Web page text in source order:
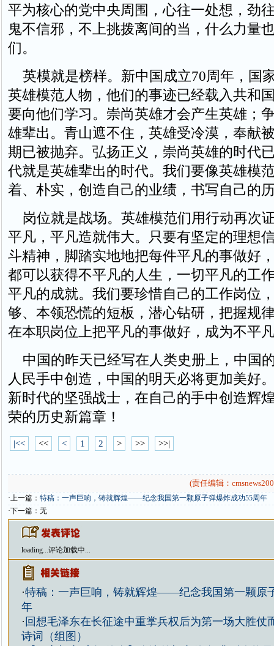
平为核心的党中央周围，心往一处想，劲
鬼不信邪，不上挑拨离间的当，什么力量
们。
英模就是榜样。新中国成立70周年，国
英雄模范人物，他们的事迹已经载入共和
要向他们学习。崇尚英雄才会产生英雄；
雄辈出。青山遮不住，英雄受冷漠，奉献
期已被抛弃。弘扬正义，崇尚英雄的时代
代就是英雄辈出的时代。我们要像英雄模
着、朴实，创造自己的业绩，书写自己的
岗位就是战场。英雄模范们用行动再次
平凡，平凡造就伟大。只要有坚定的理想
斗精神，脚踏实地地把每件平凡的事做好
都可以获得不平凡的人生，一切平凡的工
平凡的成就。我们要珍惜自己的工作岗位
够、本领恐慌的短板，潜心钻研，把握规
在本职岗位上把平凡的事做好，成为不平
中国的昨天已经写在人类史册上，中国
人民手中创造，中国的明天必将更加美好
新时代的坚强战士，在自己的手中创造辉
荣的历史新篇章！
|<< << < 1 2 > >> >>|
(责任编辑：
·上一篇： 特稿：一声巨响，铸就辉煌——纪念我国第一颗原子弹爆炸成功55周年
·下一篇：无
loading...评论加载中...
·特稿：一声巨响，铸就辉煌——纪念我国第一颗原
年
· 回想毛泽东在长征途中重掌兵权后为第一场大胜仗
诗词（组图）